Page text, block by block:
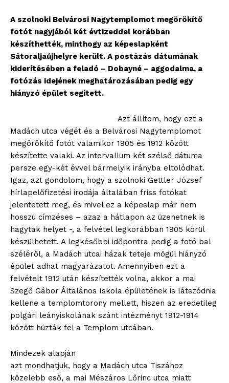
A szolnoki Belvárosi Nagytemplomot megörökítő
fotót nagyjából két évtizeddel korábban
készíthették, minthogy az képeslapként
Sátoraljaújhelyre került. A postázás dátumának
kiderítésében a feladó – Dobayné – aggodalma, a
fotózás idejének meghatározásában pedig egy
hiányzó épület segített.
Azt állítom, hogy ezt a
Madách utca végét és a Belvárosi Nagytemplomot
megörökítő fotót valamikor 1905 és 1912 között
készítette valaki. Az intervallum két szélső dátuma
persze egy-két évvel bármelyik irányba eltolódhat.
Igaz, azt gondolom, hogy a szolnoki Gettler József
hírlapelőfizetési irodája általában friss fotókat
jelentetett meg, és mivel ez a képeslap már nem
hosszú címzéses – azaz a hátlapon az üzenetnek is
hagytak helyet -, a felvétel legkorábban 1905 körül
készülhetett. A legkésőbbi időpontra pedig a fotó bal
széléről, a Madách utcai házak teteje mögül hiányzó
épület adhat magyarázatot. Amennyiben ezt a
felvételt 1912 után készítették volna, akkor a mai
Szegő Gábor Általános Iskola épületének is látszódnia
kellene a templomtorony mellett, hiszen az eredetileg
polgári leányiskolának szánt intézményt 1912-1914
között húzták fel a Templom utcában.
Mindezek alapján
azt mondhatjuk, hogy a Madách utca Tiszához
közelebb eső, a mai Mészáros Lőrinc utca miatt